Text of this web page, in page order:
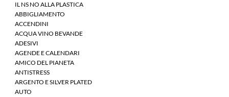
IL NS NO ALLA PLASTICA
ABBIGLIAMENTO
ACCENDINI
ACQUA VINO BEVANDE
ADESIVI
AGENDE E CALENDARI
AMICO DEL PIANETA
ANTISTRESS
ARGENTO E SILVER PLATED
AUTO